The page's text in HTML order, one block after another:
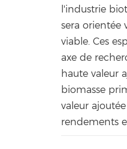
l'industrie
sera orientée
viable. Ces
axe de
haute valeur
biomasse
valeur
rendements